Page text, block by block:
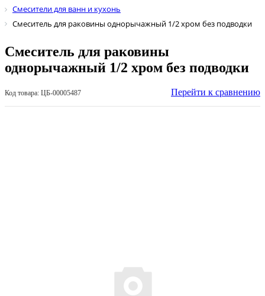
Смесители для ванн и кухонь
Смеситель для раковины однорычажный 1/2 хром без подводки
Смеситель для раковины
однорычажный 1/2 хром без подводки
Код товара: ЦБ-00005487 Перейти к сравнению